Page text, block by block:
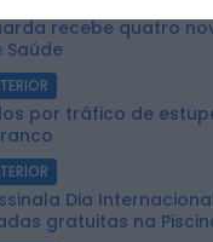
recebe quatro
Saúde
por tráfico de
Dia
gratuitas na